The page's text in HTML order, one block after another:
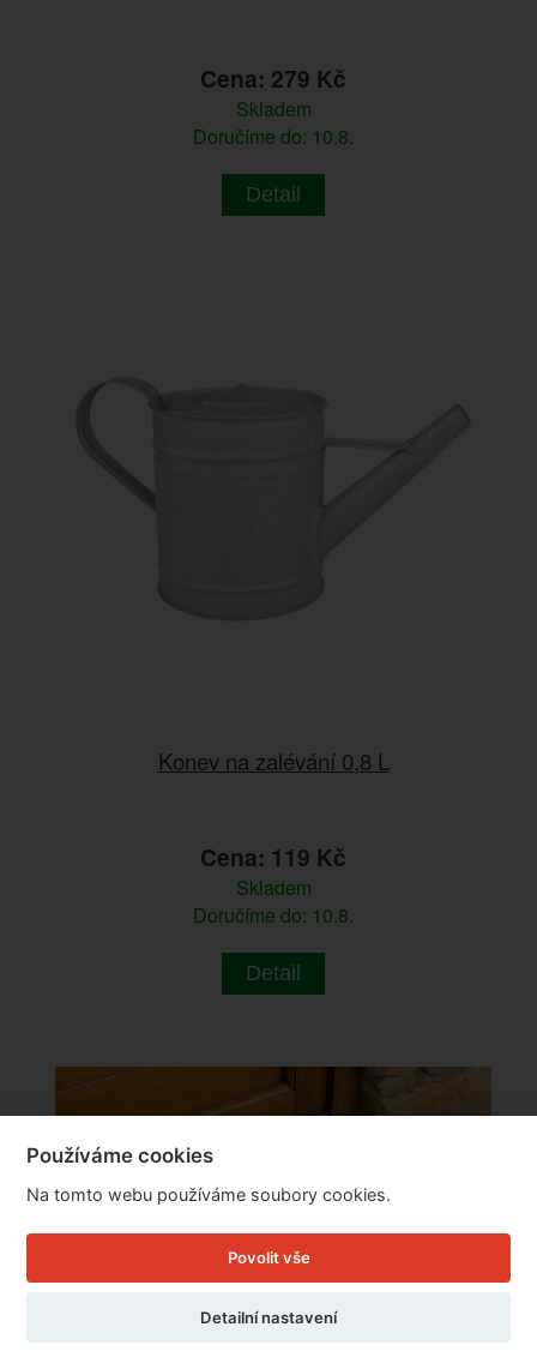
Cena: 279 Kč
Skladem
Doručíme do: 10.8.
Detail
Konev na zalévání 0,8 L
Cena: 119 Kč
Skladem
Doručíme do: 10.8.
Detail
Používáme cookies
Na tomto webu používáme soubory cookies.
Povolit vše
Detailní nastavení